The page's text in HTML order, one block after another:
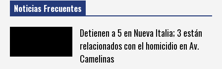
Noticias Frecuentes
Detienen a 5 en Nueva Italia; 3 están
relacionados con el homicidio en Av.
Camelinas